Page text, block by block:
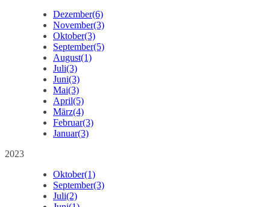
Dezember(6)
November(3)
Oktober(3)
September(5)
August(1)
Juli(3)
Juni(3)
Mai(3)
April(5)
März(4)
Februar(3)
Januar(3)
2023
Oktober(1)
September(3)
Juli(2)